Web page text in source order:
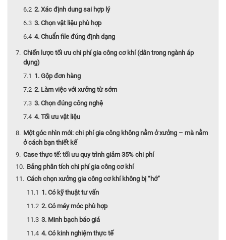
2. Xác định dung sai hợp lý
3. Chọn vật liệu phù hợp
4. Chuẩn file đúng định dạng
Chiến lược tối ưu chi phí gia công cơ khí (dân trong ngành áp
dụng)
1. Gộp đơn hàng
2. Làm việc với xưởng từ sớm
3. Chọn đúng công nghệ
4. Tối ưu vật liệu
Một góc nhìn mới: chi phí gia công không nằm ở xưởng – mà nằm
ở cách bạn thiết kế
Case thực tế: tối ưu quy trình giảm 35% chi phí
Bảng phân tích chi phí gia công cơ khí
Cách chọn xưởng gia công cơ khí không bị “hớ”
1. Có kỹ thuật tư vấn
2. Có máy móc phù hợp
3. Minh bạch báo giá
4. Có kinh nghiệm thực tế